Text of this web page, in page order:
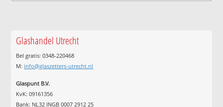
Glashandel Utrecht
Bel gratis: 0348-220468
M: info@glaszetters-utrecht.nl
Glaspunt B.V.
KvK: 09161356
Bank: NL32 INGB 0007 2912 25